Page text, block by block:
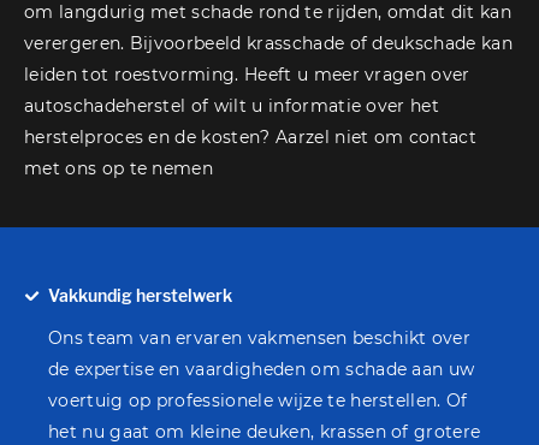
om langdurig met schade rond te rijden, omdat dit kan
verergeren. Bijvoorbeeld krasschade of deukschade kan
leiden tot roestvorming. Heeft u meer vragen over
autoschadeherstel of wilt u informatie over het
herstelproces en de kosten? Aarzel niet om contact
met ons op te nemen
Vakkundig herstelwerk
Ons team van ervaren vakmensen beschikt over
de expertise en vaardigheden om schade aan uw
voertuig op professionele wijze te herstellen. Of
het nu gaat om kleine deuken, krassen of grotere